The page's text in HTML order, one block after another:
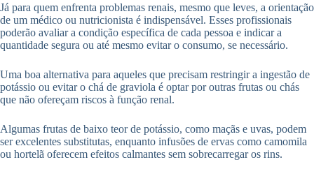
Já para quem enfrenta problemas renais, mesmo que leves, a orientação
de um médico ou nutricionista é indispensável. Esses profissionais
poderão avaliar a condição específica de cada pessoa e indicar a
quantidade segura ou até mesmo evitar o consumo, se necessário.
Uma boa alternativa para aqueles que precisam restringir a ingestão de
potássio ou evitar o chá de graviola é optar por outras frutas ou chás
que não ofereçam riscos à função renal.
Algumas frutas de baixo teor de potássio, como maçãs e uvas, podem
ser excelentes substitutas, enquanto infusões de ervas como camomila
ou hortelã oferecem efeitos calmantes sem sobrecarregar os rins.